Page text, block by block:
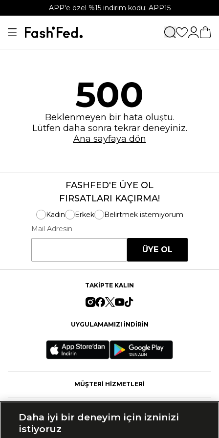
APP'e özel %15 indirim kodu: APP15
500
Beklenmeyen bir hata oluştu.
Lütfen daha sonra tekrar deneyiniz.
Ana sayfaya dön
FASHFED'E ÜYE OL
FIRSATLARI KAÇIRMA!
Kadın Erkek
Belirtmek istemiyorum
Mail Adresin
ÜYE OL
TAKİPTE KALIN
UYGULAMAMIZI İNDİRİN
MÜŞTERİ HİZMETLERİ
Daha iyi bir deneyim için izninizi
istiyoruz